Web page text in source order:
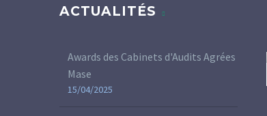
ACTUALITÉS
Awards des Cabinets d'Audits Agrées
Mase
15/04/2025